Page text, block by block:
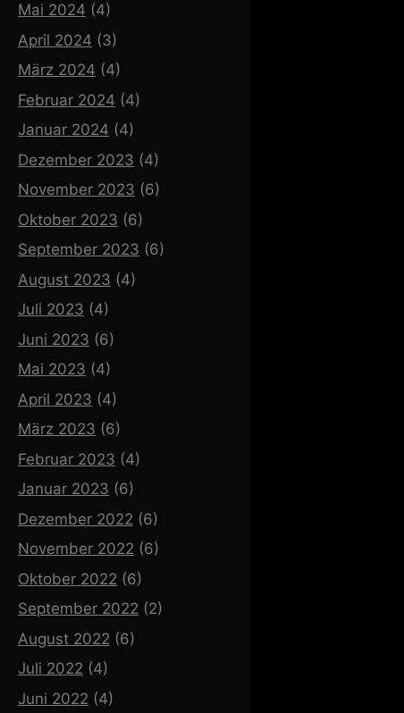
Mai 2024 (4)
April 2024 (3)
März 2024 (4)
Februar 2024 (4)
Januar 2024 (4)
Dezember 2023 (4)
November 2023 (6)
Oktober 2023 (6)
September 2023 (6)
August 2023 (4)
Juli 2023 (4)
Juni 2023 (6)
Mai 2023 (4)
April 2023 (4)
März 2023 (6)
Februar 2023 (4)
Januar 2023 (6)
Dezember 2022 (6)
November 2022 (6)
Oktober 2022 (6)
September 2022 (2)
August 2022 (6)
Juli 2022 (4)
Juni 2022 (4)